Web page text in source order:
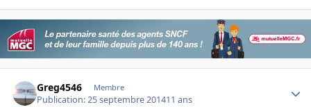
Greg4546 Membre
Publication:25 septembre 201411 ans